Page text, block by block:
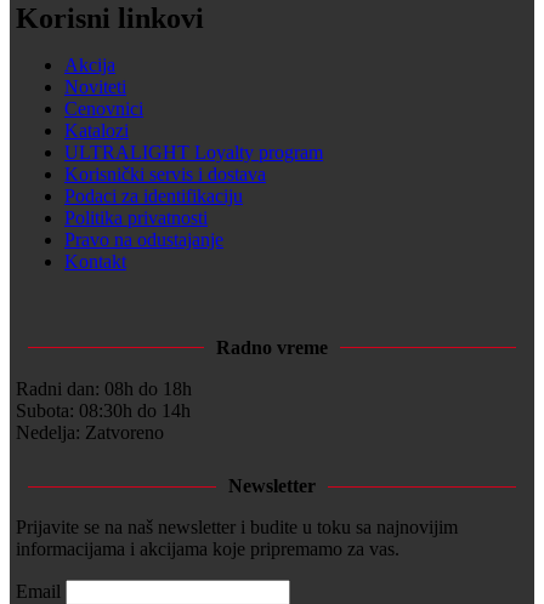
Korisni linkovi
Akcija
Noviteti
Cenovnici
Katalozi
ULTRALIGHT Loyalty program
Korisnički servis i dostava
Podaci za identifikaciju
Politika privatnosti
Pravo na odustajanje
Kontakt
Radno vreme
Radni dan: 08h do 18h
Subota: 08:30h do 14h
Nedelja: Zatvoreno
Newsletter
Prijavite se na naš newsletter i budite u toku sa najnovijim
informacijama i akcijama koje pripremamo za vas.
Email